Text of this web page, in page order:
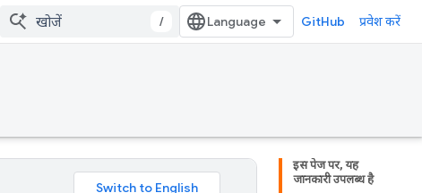
/ GitHub प्रवेश करें
इस पेज पर, यह
जानकारी उपलब्ध है